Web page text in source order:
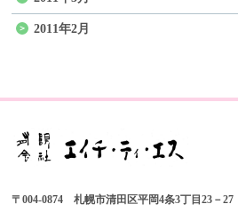
2011年2月
〒004-0874 札幌市清田区平岡4条3丁目23－27